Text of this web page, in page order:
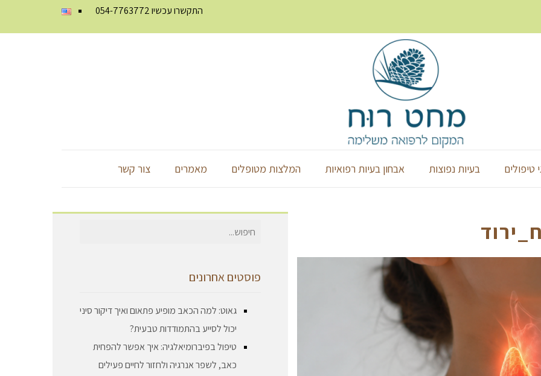
התקשרו עכשיו054-7763772
טיפולים בעיות נפוצות אבחון בעיות רפואיות המלצות מטופלים מאמרים צור קשר
חיפוש
פוסטים אחרונים
גאוט: למה הכאב מופיע פתאום ואיך דיקור סיני
יכול לסייע בהתמודדות טבעית?
טיפול בפיברומיאלגיה: איך אפשר להפחית
כאב, לשפר אנרגיה ולחזור לחיים פעילים